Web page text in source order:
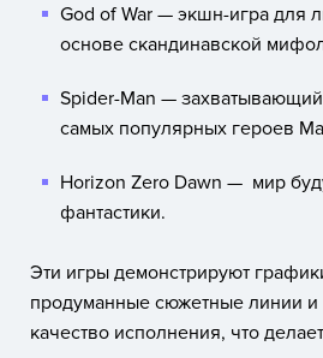
God of War — экшн-игра для
основе скандинавской
Spider-Man —
самых популярных героев
Horizon Zero Dawn — мир
фантастики.
Эти игры демонстрируют
продуманные сюжетные линии и
качество исполнения, что